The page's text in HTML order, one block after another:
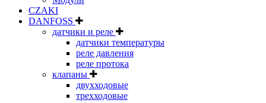
CZAKI
DANFOSS
датчики и реле
датчики температуры
реле давления
реле протока
клапаны
двухходовые
трехходовые